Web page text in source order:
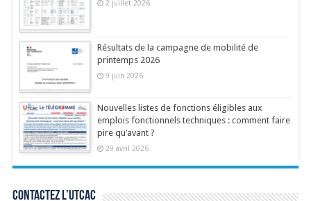
2 juillet 2026
Résultats de la campagne de mobilité de
printemps 2026
9 juin 2026
Nouvelles listes de fonctions éligibles aux
emplois fonctionnels techniques : comment faire
pire qu’avant ?
29 avril 2026
Contactez l’UTCAC